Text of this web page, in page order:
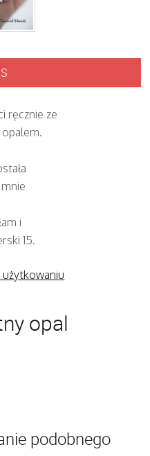
ręcznie ze
i
15.
opal
podobnego